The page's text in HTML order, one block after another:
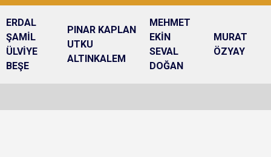
ERDAL
ŞAMİL
ÜLVİYE
BEŞE
PINAR KAPLAN
UTKU
ALTINKALEM
MEHMET
EKİN
SEVAL
DOĞAN
MURAT
ÖZYAY